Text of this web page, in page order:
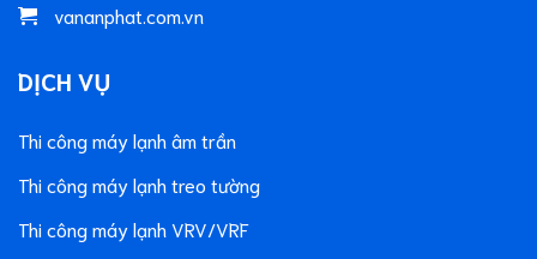
vananphat.com.vn
DỊCH VỤ
Thi công máy lạnh âm trần
Thi công máy lạnh treo tường
Thi công máy lạnh VRV/VRF